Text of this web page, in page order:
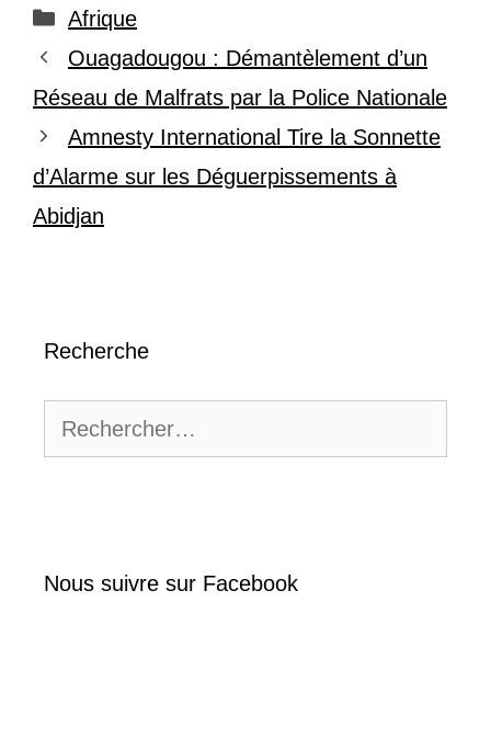
Catégories
Afrique
Ouagadougou : Démantèlement d’un
Réseau de Malfrats par la Police Nationale
Amnesty International Tire la Sonnette
d’Alarme sur les Déguerpissements à
Abidjan
Recherche
Nous suivre sur Facebook